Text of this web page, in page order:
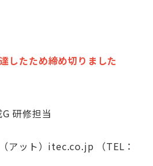
したため締め切りました
研修担当
ット）itec.co.jp （TEL：